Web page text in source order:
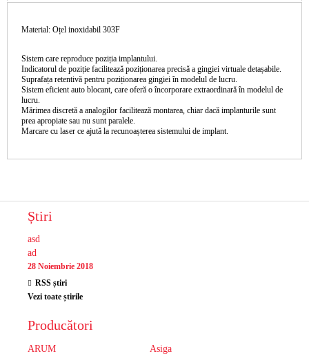
Material: Oțel inoxidabil 303F
Sistem care reproduce poziția implantului.
Indicatorul de poziție facilitează poziționarea precisă a gingiei virtuale detașabile.
Suprafața retentivă pentru poziționarea gingiei în modelul de lucru.
Sistem eficient auto blocant, care oferă o încorporare extraordinară în modelul de
lucru.
Mărimea discretă a analogilor facilitează montarea, chiar dacă implanturile sunt
prea apropiate sau nu sunt paralele.
Marcare cu laser ce ajută la recunoașterea sistemului de implant.
Știri
asd
ad
28 Noiembrie 2018
RSS știri
Vezi toate știrile
Producători
ARUM
Asiga